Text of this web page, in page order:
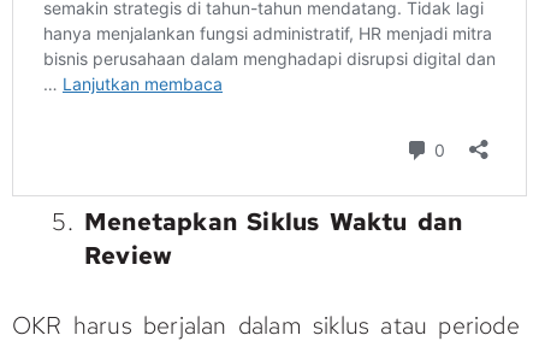
Menetapkan Siklus Waktu dan
Review
OKR harus berjalan dalam siklus atau periode